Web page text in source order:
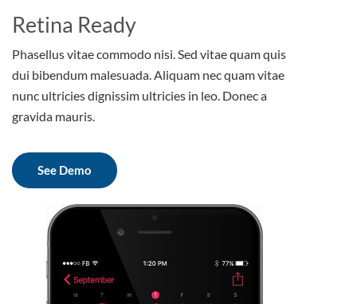
Retina Ready
Phasellus vitae commodo nisi. Sed vitae quam quis
dui bibendum malesuada. Aliquam nec quam vitae
nunc ultricies dignissim ultricies in leo. Donec a
gravida mauris.
See Demo